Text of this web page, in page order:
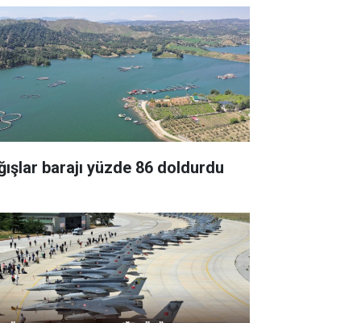
barajı yüzde 86 doldurdu